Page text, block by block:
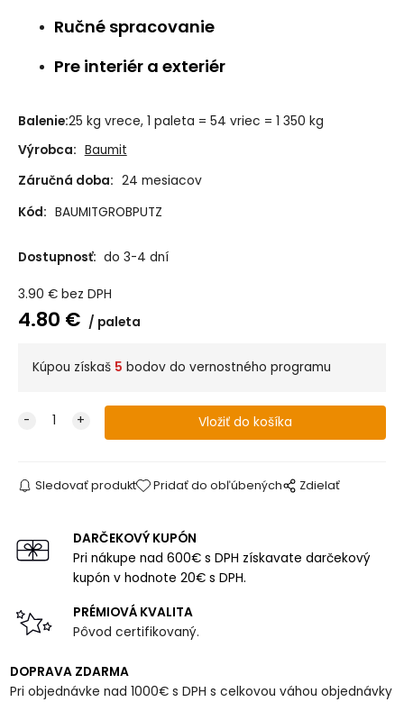
Ručné spracovanie
Pre interiér a exteriér
Balenie:25 kg vrece, 1 paleta = 54 vriec = 1 350 kg
Výrobca: Baumit
Záručná doba: 24 mesiacov
Kód: BAUMITGROBPUTZ
Dostupnosť: do 3-4 dní
3.90 € bez DPH
4.80 € paleta
Kúpou získaš 5 bodov do vernostného programu
Sledovať produkt Pridať do obľúbených Zdielať
DARČEKOVÝ KUPÓN
Pri nákupe nad 600€ s DPH získavate darčekový
kupón v hodnote 20€ s DPH.
PRÉMIOVÁ KVALITA
Pôvod certifikovaný.
DOPRAVA ZDARMA
Pri objednávke nad 1000€ s DPH s celkovou váhou objednávky